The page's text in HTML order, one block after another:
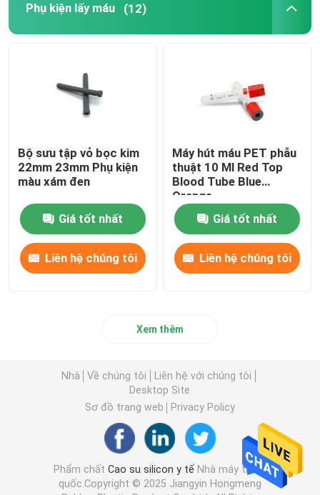
Phụ kiện lấy máu (12)
Bộ sưu tập vỏ bọc kim
22mm 23mm Phụ kiện
màu xám đen
Giá tốt nhất
Liên hệ chúng tôi
Máy hút máu PET phẫu
thuật 10 Ml Red Top
Blood Tube Blue
Orange
Giá tốt nhất
Liên hệ chúng tôi
Xem thêm
Nhà Về chúng tôi
Liên hệ với chúng tôi
Desktop Site
Sơ đồ trang web
Privacy Policy
Phẩm chất Cao su silicon y tế Nhà máy trung
quốc.Copyright © 2025 Jiangyin Hongmeng